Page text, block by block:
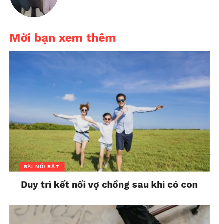
Mời bạn xem thêm
BÀI NỔI BẬT
Duy trì kết nối vợ chồng sau khi có con